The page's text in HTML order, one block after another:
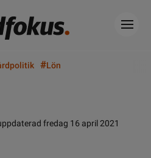
#Lön
fredag 16 april 2021